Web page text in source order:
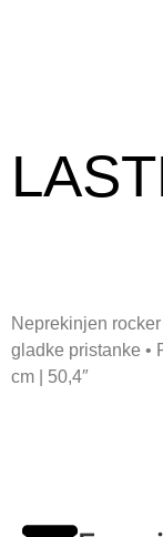
Neprekinjen
gladke pristanke •
cm |
50,4″